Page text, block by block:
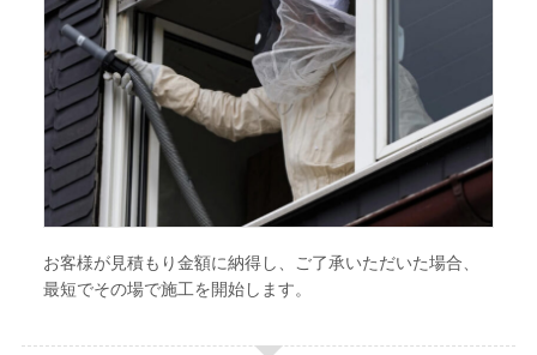
お客様が見積もり金額に納得し、ご了承いただいた場合、
最短でその場で施工を開始します。